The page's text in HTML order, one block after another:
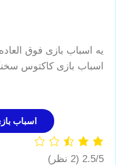
یه اسباب بازی فوق
اسباب بازی کاکتوس
اسباب
2.5/5 (2 نظر)